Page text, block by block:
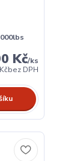
Kč/ks
bez DPH